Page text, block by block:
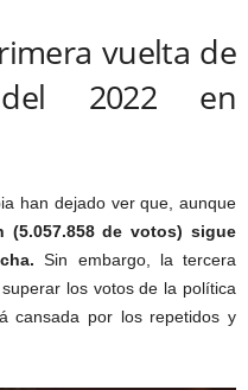
vuelta de
del 2022 en
han dejado ver que, aunque
(5.057.858 de votos) sigue
Sin embargo, la tercera
los votos de la política
cansada por los repetidos y